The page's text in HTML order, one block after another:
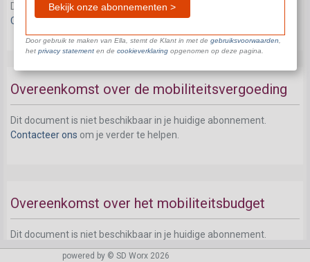
Dit document is niet beschikbaar in je huidige abonnement.
Contacteer onsom je verder te helpen.
Overeenkomst over de mobiliteitsvergoeding
Dit document is niet beschikbaar in je huidige abonnement.
Contacteer ons om je verder te helpen.
Overeenkomst over het mobiliteitsbudget
Dit document is niet beschikbaar in je huidige abonnement.
Contacteer onsom je verder te helpen.
powered by © SD Worx 2026
Bekijk onze abonnementen >
Door gebruik te maken van Ella, stemt de Klant in met de gebruiksvoorwaarden
het privacy statementen de cookieverklaringopgenomen op deze pagina.